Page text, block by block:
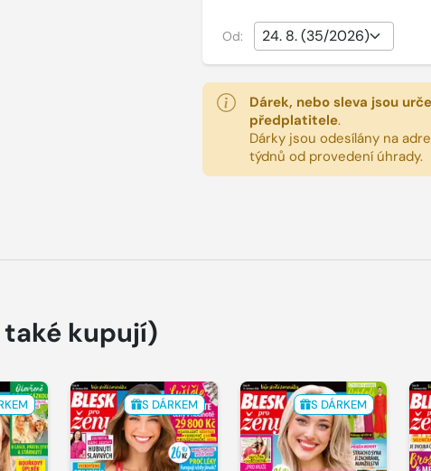
Od:
Dárek, nebo sleva jsou
předplatitele.
Dárky jsou odesílány na
týdnů od provedení úhrady.
kupují)
S DÁRKEM S DÁRKEM